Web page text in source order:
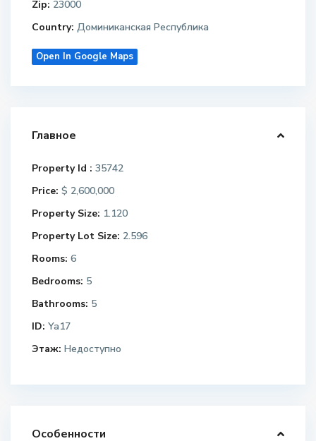
Zip: 23000
Country: Доминиканская Республика
Open In Google Maps
Главное
Property Id : 35742
Price: $ 2,600,000
Property Size: 1.120
Property Lot Size: 2.596
Rooms: 6
Bedrooms: 5
Bathrooms: 5
ID: Ya17
Этаж: Недоступно
Особенности